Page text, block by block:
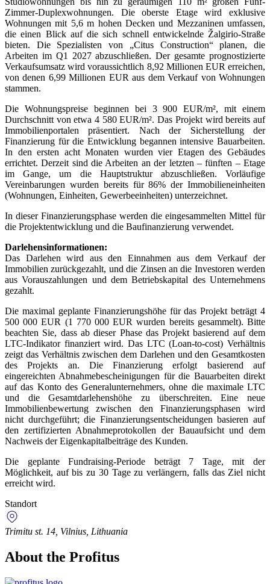
Zimmer-Duplexwohnungen. Die oberste Etage wird exklusive
Wohnungen mit 5,6 m hohen Decken und Mezzaninen umfassen,
die einen Blick auf die sich schnell entwickelnde Žalgirio-Straße
bieten. Die Spezialisten von „Citus Construction“ planen, die
Arbeiten im Q1 2027 abzuschließen. Der gesamte prognostizierte
Verkaufsumsatz wird voraussichtlich 8,92 Millionen EUR erreichen,
von denen 6,99 Millionen EUR aus dem Verkauf von Wohnungen
stammen.
Die Wohnungspreise beginnen bei 3 900 EUR/m², mit einem
Durchschnitt von etwa 4 580 EUR/m². Das Projekt wird bereits auf
Immobilienportalen präsentiert. Nach der Sicherstellung der
Finanzierung für die Entwicklung begannen intensive Bauarbeiten.
In den ersten acht Monaten wurden vier Etagen des Gebäudes
errichtet. Derzeit sind die Arbeiten an der letzten – fünften – Etage
im Gange, um die Hauptstruktur abzuschließen. Vorläufige
Vereinbarungen wurden bereits für 86% der Immobilieneinheiten
(Wohnungen, Einheiten, Gewerbeeinheiten) unterzeichnet.
In dieser Finanzierungsphase werden die eingesammelten Mittel für
die Projektentwicklung und die Baufinanzierung verwendet.
Darlehensinformationen:
Das Darlehen wird aus den Einnahmen aus dem Verkauf der
Immobilien zurückgezahlt, und die Zinsen an die Investoren werden
aus Vorauszahlungen und dem Betriebskapital des Unternehmens
gezahlt.
Die maximal geplante Finanzierungshöhe für das Projekt beträgt 4
500 000 EUR (1 770 000 EUR wurden bereits gesammelt). Bitte
beachten Sie, dass ab dieser Phase das Projekt basierend auf dem
LTC-Indikator finanziert wird. Das LTC (Loan-to-cost) Verhältnis
zeigt das Verhältnis zwischen dem Darlehen und den Gesamtkosten
des Projekts an. Die Finanzierung erfolgt basierend auf
eingereichten Abnahmebescheinigungen für die Bauarbeiten direkt
auf das Konto des Generalunternehmers, ohne die maximale LTC
und die Gesamtdarlehenshöhe zu überschreiten. Eine neue
Immobilienbewertung zwischen den Finanzierungsphasen wird
nicht durchgeführt; die Finanzierungsentscheidungen basieren auf
den zertifizierten Abnahmeprotokollen der Bauaufsicht und dem
Nachweis der Eigenkapitalbeiträge des Kunden.
Die geplante Fundraising-Periode beträgt 7 Tage, mit der
Möglichkeit, auf bis zu 30 Tage zu verlängern, falls das Ziel nicht
erreicht wird.
Standort
Trimitu st. 14, Vilnius, Lithuania
About the Profitus